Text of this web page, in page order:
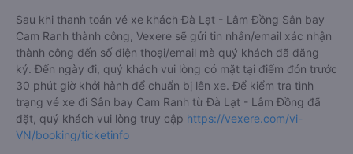
Sau khi thanh toán vé xe khách Đà Lạt - Lâm Đồng Sân bay
Cam Ranh thành công, Vexere sẽ gửi tin nhắn/email xác nhận
thành công đến số điện thoại/email mà quý khách đã đăng
ký. Đến ngày đi, quý khách vui lòng có mặt tại điểm đón trước
30 phút giờ khởi hành để chuẩn bị lên xe. Để kiểm tra tình
trạng vé xe đi Sân bay Cam Ranh từ Đà Lạt - Lâm Đồng đã
đặt, quý khách vui lòng truy cập https://vexere.com/vi-
VN/booking/ticketinfo